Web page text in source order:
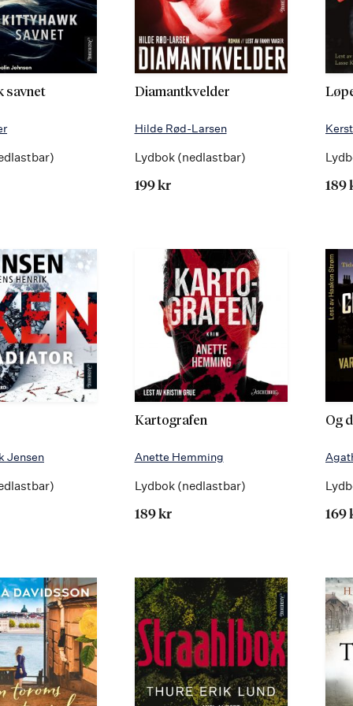
savnet Diamantkvelder
Hilde Rød-Larsen
Lydbok (nedlastbar)
199 kr 189
Jensen
Kartografen
Anette Hemming
Lydbok (nedlastbar)
189 kr
Og
169